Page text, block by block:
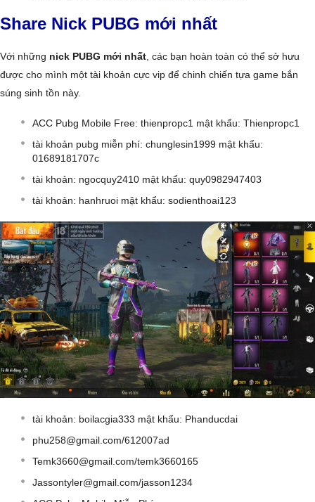
Share Nick PUBG mới nhất
Với những nick PUBG mới nhất , các bạn hoàn toàn có thể sở hưu
được cho mình một tài khoản cực vip để chinh chiến tựa game bắn
súng sinh tồn này.
ACC Pubg Mobile Free: thienpropc1 mật khẩu: Thienpropc1
tài khoản pubg miễn phí: chunglesin1999 mật khẩu:
01689181707c
tài khoản: ngocquy2410 mật khẩu: quy0982947403
tài khoản: hanhruoi mật khẩu: sodienthoai123
tài khoản: boilacgia333 mật khẩu: Phanducdai
phu258@gmail.com/612007ad
Temk3660@gmail.com/temk3660165
Jassontyler@gmail.com/jasson1234